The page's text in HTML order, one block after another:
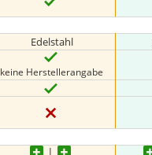
Edelstahl
keine Herstellerangabe